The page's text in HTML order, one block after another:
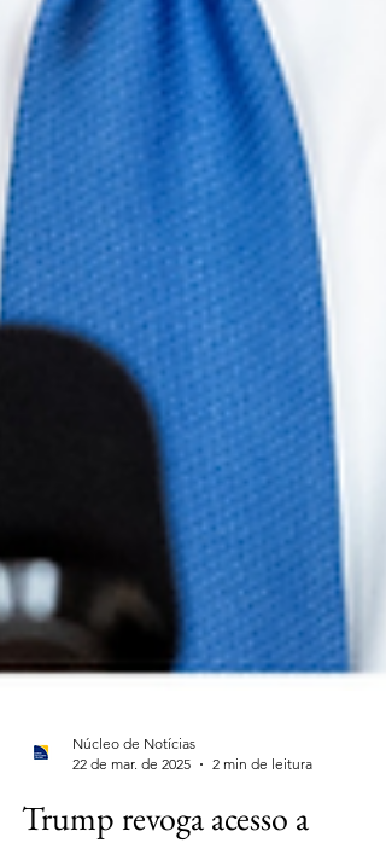
22 de mar. de 2025
2 min de leitura